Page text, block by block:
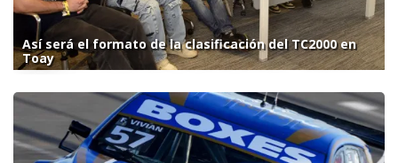
Así será el formato de la clasificación del TC2000 en
Toay